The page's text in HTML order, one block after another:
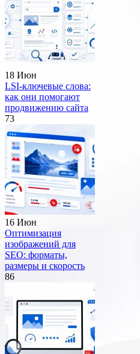
18 Июн
LSI-ключевые слова:
как они помогают
продвижению сайта
73
16 Июн
Оптимизация
изображений для
SEO: форматы,
размеры и скорость
86